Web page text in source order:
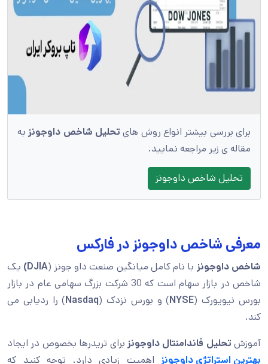
برای بررسی بیشتر انواع روش های تحلیل شاخص داوجونزبه
مقاله ی زیر مراجعه نمایید.
تحلیل شاخص داوجونز
معرفی شاخص داوجونز در فارکس
شاخص داوجونز با نام کامل میانگین صنعت داو جونز (DJIA) یک
شاخص در بازار سهام است که 30 شرکت بزرگ سهامی عام در بازار
بورس نیویورک (NYSE) و بورس نزدک (Nasdaq) را ردیابی می
کند.
آموزش تحلیل فاندامنتال داوجونز برای تریدرها بخصوص در ایجاد
بهترین استراتژی داوجونز اهمیت زیادی دارد. توجه کنید که